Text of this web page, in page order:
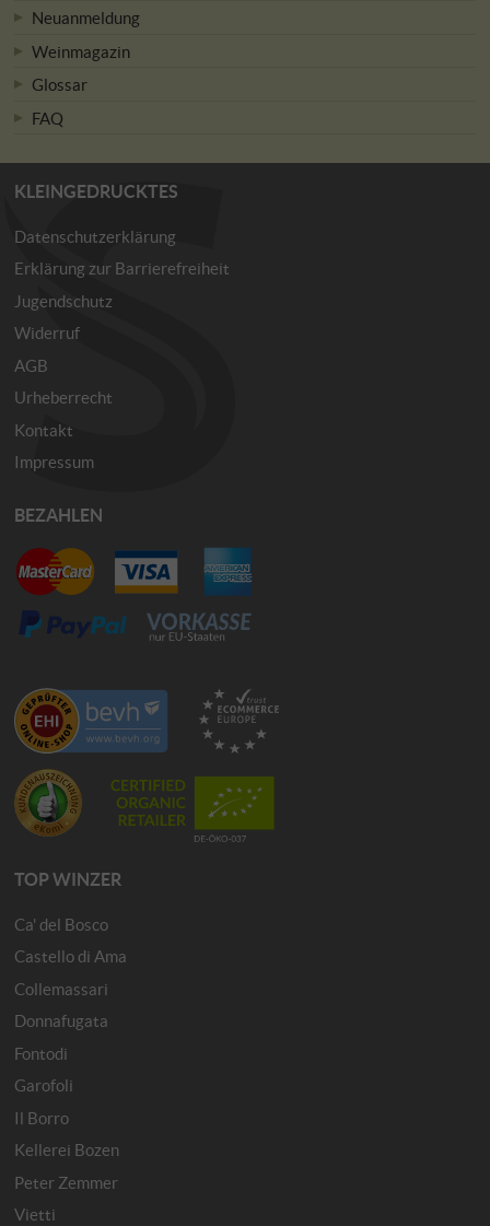
Neuanmeldung
Weinmagazin
Glossar
FAQ
KLEINGEDRUCKTES
Datenschutzerklärung
Erklärung zur Barrierefreiheit
Jugendschutz
Widerruf
AGB
Urheberrecht
Kontakt
Impressum
BEZAHLEN
TOP WINZER
Ca' del Bosco
Castello di Ama
Collemassari
Donnafugata
Fontodi
Garofoli
Il Borro
Kellerei Bozen
Peter Zemmer
Vietti